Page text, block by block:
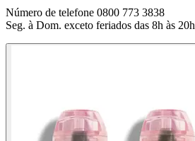
Número de telefone 0800 773 3838
Seg. à Dom. exceto feriados das 8h às 20h